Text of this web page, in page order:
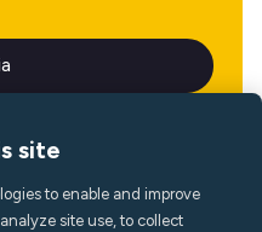
site
to enable and improve
site use, to collect